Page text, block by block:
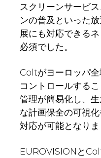
スクリーンサービ
ンの普及といった
展にも対応できる
必須でした。
Coltがヨーロッパ
コントロールする
管理が簡易化し、
な計画保全の可視
対応が可能となりま
EUROVISIONと